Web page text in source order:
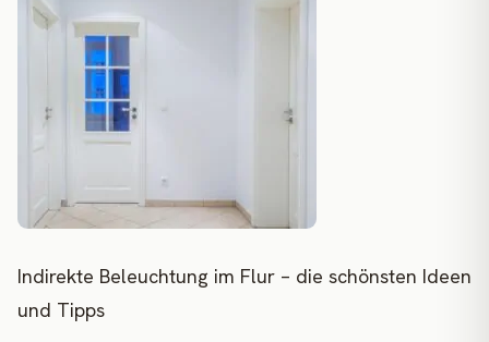
Indirekte Beleuchtung im Flur – die schönsten Ideen
und Tipps